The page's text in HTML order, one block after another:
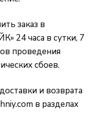
заказ в
24 часа в сутки, 7
проведения
сбоев.
и возврата
в разделах